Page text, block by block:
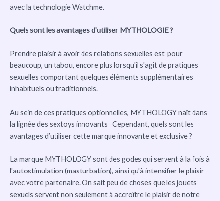
avec la technologie Watchme.
Quels sont les avantages d’utiliser MYTHOLOGIE ?
Prendre plaisir à avoir des relations sexuelles est, pour
beaucoup, un tabou, encore plus lorsqu'il s'agit de pratiques
sexuelles comportant quelques éléments supplémentaires
inhabituels ou traditionnels.
Au sein de ces pratiques optionnelles, MYTHOLOGY naît dans
la lignée des sextoys innovants ; Cependant, quels sont les
avantages d’utiliser cette marque innovante et exclusive ?
La marque MYTHOLOGY sont des godes qui servent à la fois à
l'autostimulation (masturbation), ainsi qu'à intensifier le plaisir
avec votre partenaire. On sait peu de choses que les jouets
sexuels servent non seulement à accroître le plaisir de notre